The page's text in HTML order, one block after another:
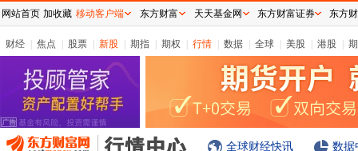
财经 焦点 股票 新股 期指 期权 行情 数据 全球 美股 港股
全球财经快讯 数据
网站首页 加收藏 移动客户端 东方财富 天天基金网 东方财富证券 东方